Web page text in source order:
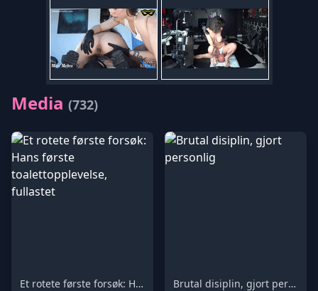
Media (732)
Et rotete første forsøk: Hans første toalettopplevelse, fullastet Brutal disiplin, gjort personlig